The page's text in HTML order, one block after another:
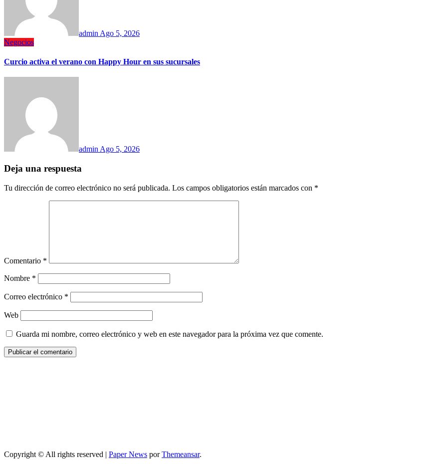
admin Ago 5, 2026
Negocios
Curcio activa el verano con Happy Hour en sus sucursales
admin Ago 5, 2026
Deja una respuesta
Tu dirección de correo electrónico no será publicada. Los campos obligatorios están marcados con *
Comentario *
Nombre *
Correo electrónico *
Web
Guarda mi nombre, correo electrónico y web en este navegador para la próxima vez que comente.
Copyright © All rights reserved | Paper News porThemeansar.